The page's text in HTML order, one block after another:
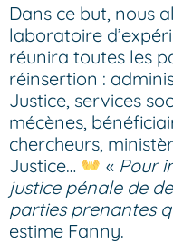
Dans ce but, nous
laboratoire
réunira toutes les
réinsertion :
Justice, services
mécènes,
chercheurs,
Justice…
« Pour
justice pénale de
parties prenantes
estime Fanny.